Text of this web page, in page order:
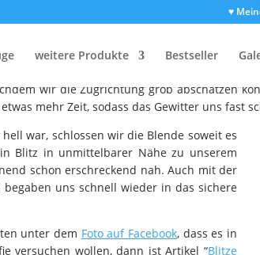
♥
weitere Produkte Bestseller
wir die Zugrichtung grob abschätzen
mehr Zeit, sodass das Gewitter uns fast
war, schlossen wir die Blende soweit es
Blitz in unmittelbarer Nähe zu unserem
schon erschreckend nah. Auch mit der
uns schnell wieder in das sichere
unter dem Foto auf Facebook, dass es in
versuchen wollen, dann ist Artikel “Blitze